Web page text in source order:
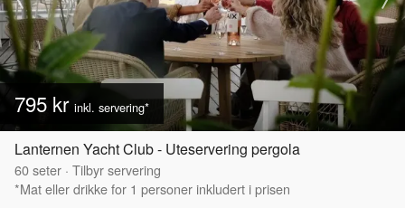
795 kr inkl. servering*
Lanternen Yacht Club - Uteservering pergola
60seter · Tilbyr servering
*Mat eller drikke for 1 personer inkludert i prisen